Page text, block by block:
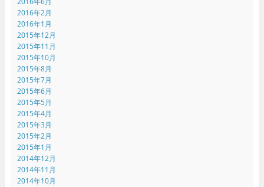
2016年2月
2016年1月
2015年12月
2015年11月
2015年10月
2015年8月
2015年7月
2015年6月
2015年5月
2015年4月
2015年3月
2015年2月
2015年1月
2014年12月
2014年11月
2014年10月